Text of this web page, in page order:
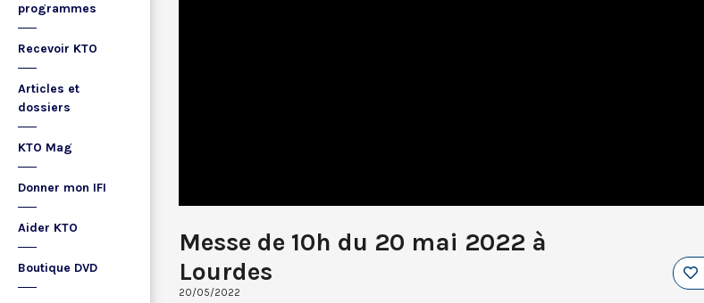
programmes
Recevoir KTO
Articles et
dossiers
KTO Mag
Donner mon IFI
Aider KTO
Boutique DVD
Messe de 10h du 20 mai 2022 à
Lourdes
20/05/2022